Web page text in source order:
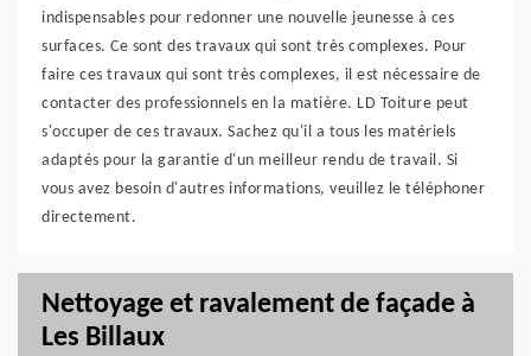
indispensables pour redonner une nouvelle jeunesse à ces
surfaces. Ce sont des travaux qui sont très complexes. Pour
faire ces travaux qui sont très complexes, il est nécessaire de
contacter des professionnels en la matière. LD Toiture peut
s'occuper de ces travaux. Sachez qu'il a tous les matériels
adaptés pour la garantie d'un meilleur rendu de travail. Si
vous avez besoin d'autres informations, veuillez le téléphoner
directement.
Nettoyage et ravalement de façade à
Les Billaux